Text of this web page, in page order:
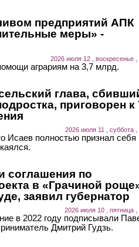
предприятий АПК
меры» -
2026 июля 12 , воскресенье ,
аграриям на 3,7 млрд.
глава,
приговорен к
2026 июля 11 , суббота ,
Исаев полностью признал себя
соглашения по
в «Грачиной
заявил губернатор
2026 июля 10 , пятница ,
в 2022 году подписывали
Дмитрий Гудзь.